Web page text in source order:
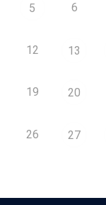
5 6
12 13
19 20
26 27